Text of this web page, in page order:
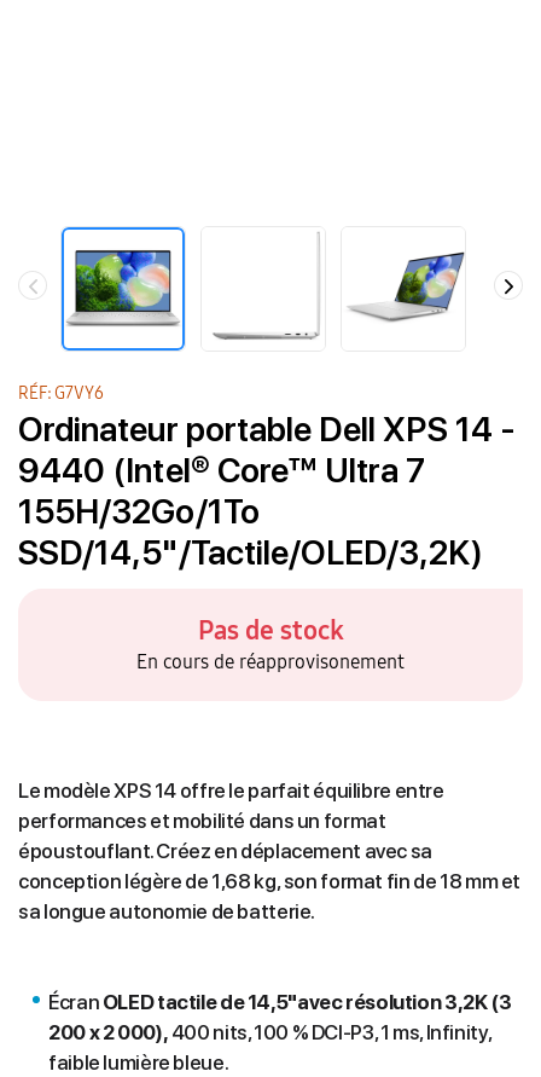
RÉF: G7VY6
Ordinateur portable Dell XPS 14 -
9440 (Intel® Core™ Ultra 7
155H/32Go/1To
SSD/14,5"/Tactile/OLED/3,2K)
Pas de stock
En cours de réapprovisonement
Le modèle XPS 14 offre le parfait équilibre entre
performances et mobilité dans un format
époustouflant. Créez en déplacement avec sa
conception légère de 1,68 kg,son format fin de 18 mm et
sa longue autonomie de batterie.
Écran OLED tactile de 14,5"avec résolution 3,2K (3
200 x 2 000), 400 nits, 100 % DCI-P3, 1 ms, Infinity,
faible lumière bleue.